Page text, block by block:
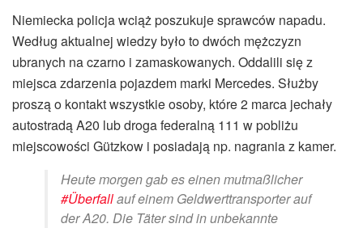
Niemiecka policja wciąż poszukuje sprawców napadu.
Według aktualnej wiedzy było to dwóch mężczyzn
ubranych na czarno i zamaskowanych. Oddalili się z
miejsca zdarzenia pojazdem marki Mercedes. Służby
proszą o kontakt wszystkie osoby, które 2 marca jechały
autostradą A20 lub droga federalną 111 w pobliżu
miejscowości Gützkow i posiadają np. nagrania z kamer.
Heute morgen gab es einen mutmaßlicher
#Überfallauf einem Geldwerttransporter auf
der A20. Die Täter sind in unbekannte